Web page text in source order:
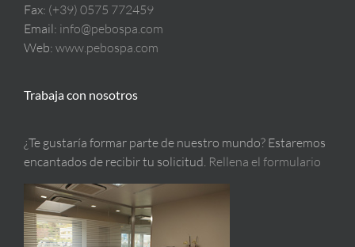
Fax: (+39) 0575 772459
Email: info@pebospa.com
Web: www.pebospa.com
Trabaja con nosotros
¿Te gustaría formar parte de nuestro mundo? Estaremos
encantados de recibir tu solicitud. Rellena el formulario